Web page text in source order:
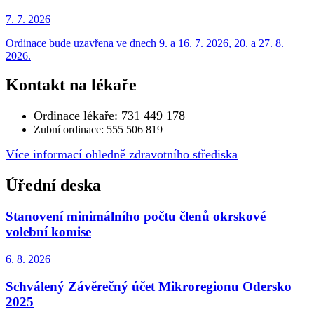
7. 7. 2026
Ordinace bude uzavřena ve dnech 9. a 16. 7. 2026, 20. a 27. 8.
2026.
Kontakt na lékaře
Ordinace lékaře: 731 449 178
Zubní ordinace: 555 506 819
Více informací ohledně zdravotního střediska
Úřední deska
Stanovení minimálního počtu členů okrskové
volební komise
6. 8. 2026
Schválený Závěrečný účet Mikroregionu Odersko
2025